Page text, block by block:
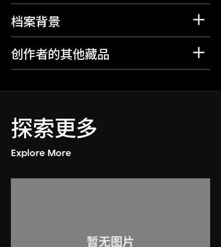
档案背景
创作者的其他藏品
探索更多
Explore More